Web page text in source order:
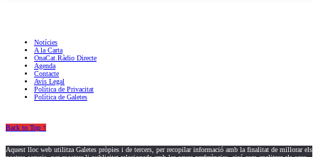
Notícies
A la Carta
OnaCat.Ràdio Directe
Agenda
Contacte
Avís Legal
Política de Privacitat
Política de Galetes
Back to Top ↑
Aquest lloc web utilitza Galetes pròpies i de tercers, per recopilar informació amb la finalitat de millorar els